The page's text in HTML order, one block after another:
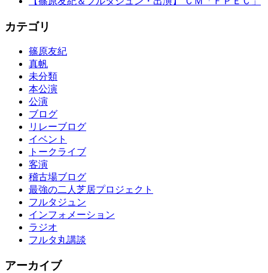
カテゴリ
篠原友紀
真帆
未分類
本公演
公演
ブログ
リレーブログ
イベント
トークライブ
客演
稽古場ブログ
最強の二人芝居プロジェクト
フルタジュン
インフォメーション
ラジオ
フルタ丸講談
アーカイブ